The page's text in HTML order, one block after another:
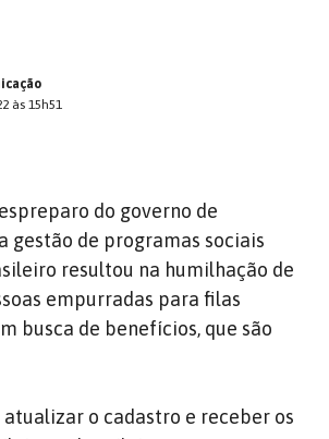
às 15h51
do governo de
gestão de programas sociais
resultou na humilhação de
empurradas para filas
busca de benefícios, que são
o cadastro e receber os